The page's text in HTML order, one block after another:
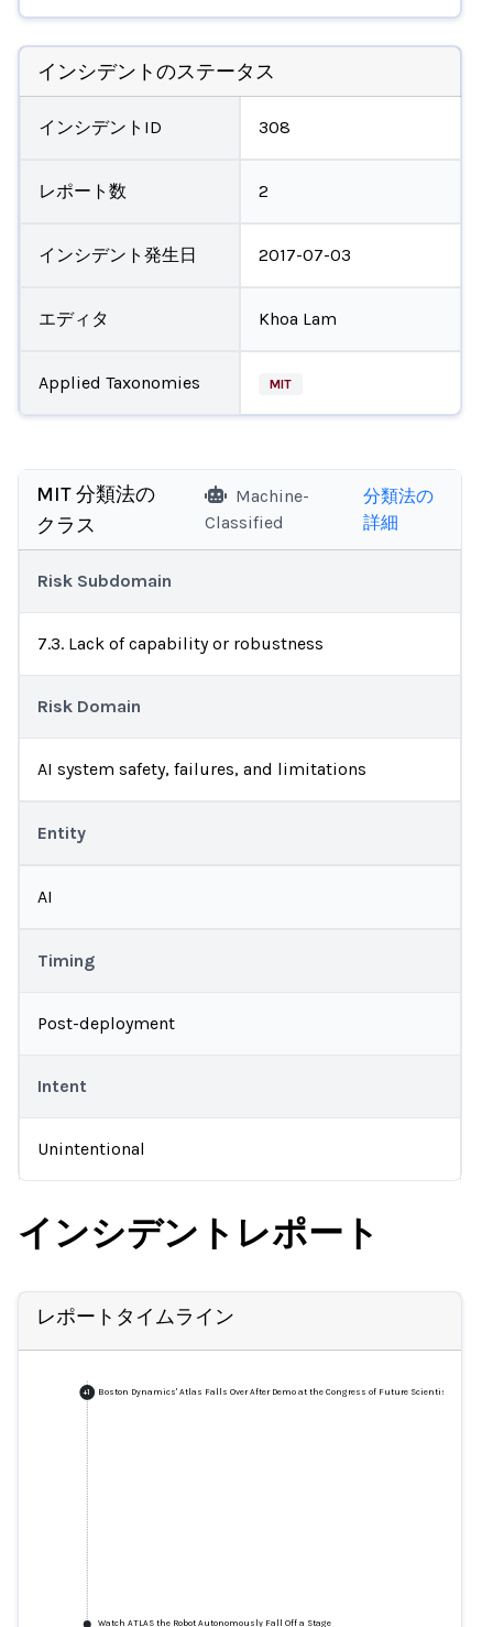
インシデントのステータス
インシデントID 308
レポート数 2
インシデント発生日 2017-07-03
エディタ Khoa Lam
Applied Taxonomies MIT
MIT 分類法の
クラス
Machine-
Classified
分類法の
詳細
Risk Subdomain
7.3. Lack of capability or robustness
Risk Domain
AI system safety, failures, and limitations
Entity
AI
Timing
Post-deployment
Intent
Unintentional
インシデントレポート
レポートタイムライン
+1 Boston Dynamics' Atlas Falls Over After Demo at the Congress of Future Scientists and
Watch ATLAS the Robot Autonomously Fall Off a Stage